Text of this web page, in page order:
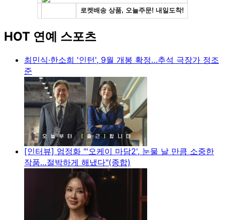
HOT 연예 스포츠
최민식·한소희 '인턴', 9월 개봉 확정…추석 극장가 정조
준
[인터뷰] 엄정화 "'오케이 마담2', 눈물 날 만큼 소중한
작품…절박하게 해냈다"(종합)